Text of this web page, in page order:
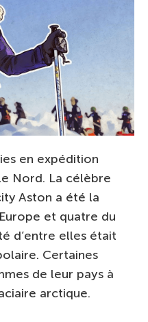
en expédition
Nord. La célèbre
Aston a été la
et quatre du
d’entre elles était
Certaines
de leur pays à
arctique.